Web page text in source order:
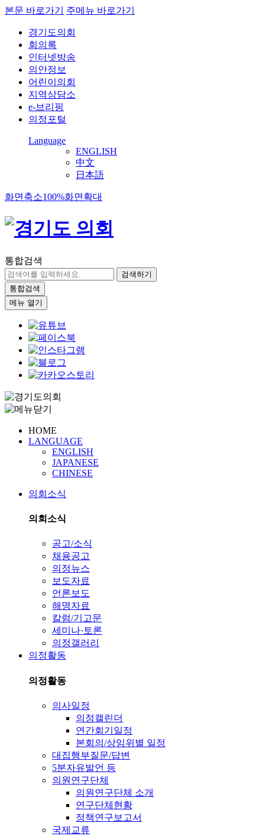
본문 바로가기 주메뉴 바로가기
경기도의회
회의록
인터넷방송
의안정보
어린이의회
지역상담소
e-브리핑
의정포털
Language
ENGLISH
中文
日本語
화면축소100%화면확대
통합검색
검색하기
통합검색
메뉴 열기
HOME
LANGUAGE
ENGLISH
JAPANESE
CHINESE
의회소식
의회소식
공고/소식
채용공고
의정뉴스
보도자료
언론보도
해명자료
칼럼/기고문
세미나·토론
의정갤러리
의정활동
의정활동
의사일정
의정캘린더
연간회기일정
본회의/상임위별 일정
대집행부질문/답변
5분자유발언 등
의원연구단체
의원연구단체 소개
연구단체현황
정책연구보고서
국제교류